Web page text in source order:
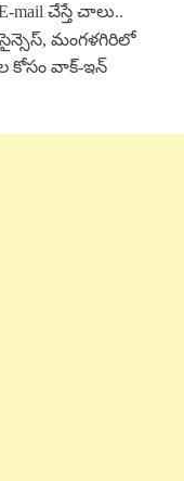
mail చేస్తే చాలు..
మంగళగిరిలో
కోసం వాక్-ఇన్